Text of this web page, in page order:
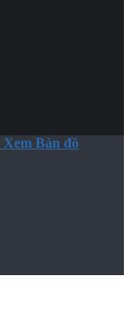
Xem Bản đồ